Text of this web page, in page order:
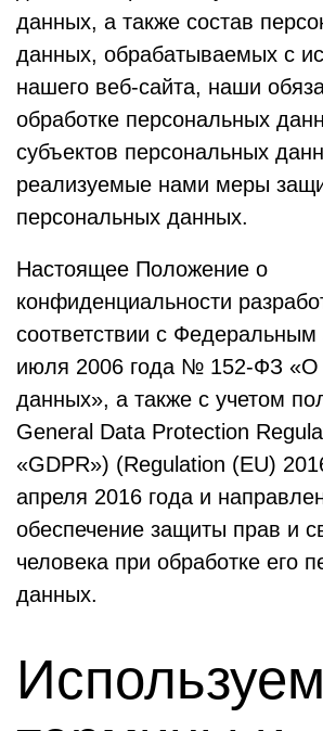
данных, а также состав
данных, обрабатываемых с
нашего веб-сайта, наши
обработке персональных
субъектов персональных
реализуемые нами меры
персональных данных.
Настоящее Положение о
конфиденциальности
соответствии с Федеральным
июля 2006 года № 152-ФЗ «О
данных», а также с учетом
General Data Protection
«GDPR») (Regulation (EU)
апреля 2016 года и
обеспечение защиты прав и
человека при обработке его
данных.